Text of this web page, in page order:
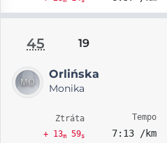
45 19
Orlińska
Monika
Ztráta
+ 13m59s
Tempo
7:13 /km